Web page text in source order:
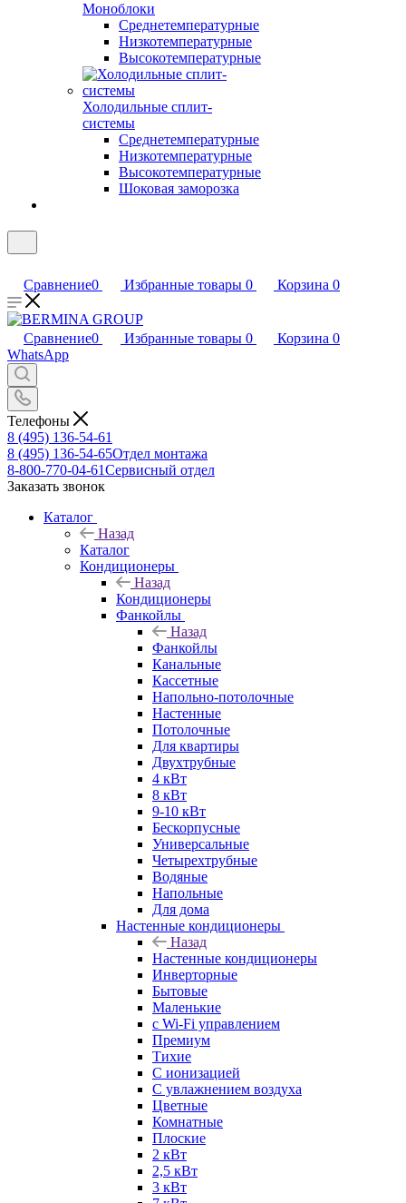
Моноблоки
Среднетемпературные
Низкотемпературные
Высокотемпературные
Холодильные сплит-
системы
Среднетемпературные
Низкотемпературные
Высокотемпературные
Шоковая заморозка
Сравнение0 Избранные товары 0 Корзина 0
Сравнение0 Избранные товары 0 Корзина 0
WhatsApp
Телефоны
8 (495) 136-54-61
8 (495) 136-54-65Отдел монтажа
8-800-770-04-61Сервисный отдел
Заказать звонок
Каталог
Назад
Каталог
Кондиционеры
Назад
Кондиционеры
Фанкойлы
Назад
Фанкойлы
Канальные
Кассетные
Напольно-потолочные
Настенные
Потолочные
Для квартиры
Двухтрубные
4 кВт
8 кВт
9-10 кВт
Бескорпусные
Универсальные
Четырехтрубные
Водяные
Напольные
Для дома
Настенные кондиционеры
Назад
Настенные кондиционеры
Инверторные
Бытовые
Маленькие
с Wi-Fi управлением
Премиум
Тихие
С ионизацией
С увлажнением воздуха
Цветные
Комнатные
Плоские
2 кВт
2,5 кВт
3 кВт